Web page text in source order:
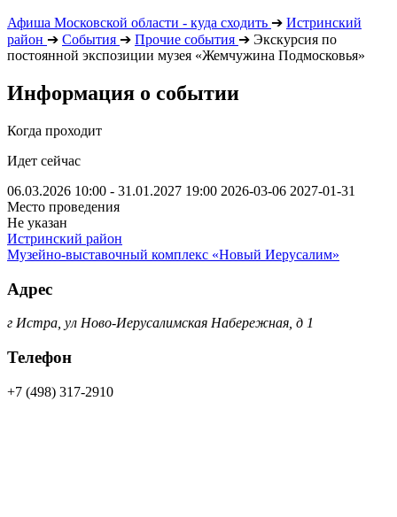
Афиша Московской области - куда сходить ➔ Истринский
район ➔ События ➔ Прочие события ➔ Экскурсия по
постоянной экспозиции музея «Жемчужина Подмосковья»
Информация о событии
Когда проходит
Идет сейчас
06.03.2026 10:00 - 31.01.2027 19:00 2026-03-06 2027-01-31
Место проведения
Не указан
Истринский район
Музейно-выставочный комплекс «Новый Иерусалим»
Адрес
г Истра, ул Ново-Иерусалимская Набережная, д 1
Телефон
+7 (498) 317-2910